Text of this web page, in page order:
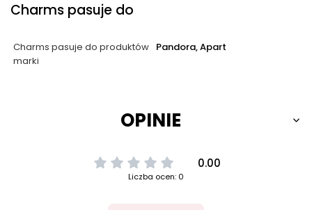
Charms pasuje do
Charms pasuje do produktów
marki
Pandora, Apart
OPINIE
0.00
Liczba ocen: 0